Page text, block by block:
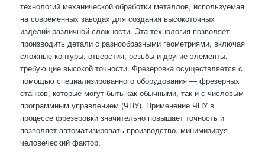
технологий механической обработки металлов, используемая
на современных заводах для создания высокоточных
изделий различной сложности. Эта технология позволяет
производить детали с разнообразными геометриями, включая
сложные контуры, отверстия, резьбы и другие элементы,
требующие высокой точности. Фрезеровка осуществляется с
помощью специализированного оборудования — фрезерных
станков, которые могут быть как обычными, так и с числовым
программным управлением (ЧПУ). Применение ЧПУ в
процессе фрезеровки значительно повышает точность и
позволяет автоматизировать производство, минимизируя
человеческий фактор.